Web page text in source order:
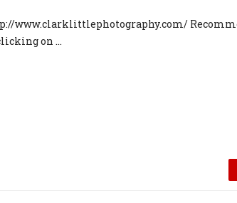
www.clarklittlephotography.com/
on ...